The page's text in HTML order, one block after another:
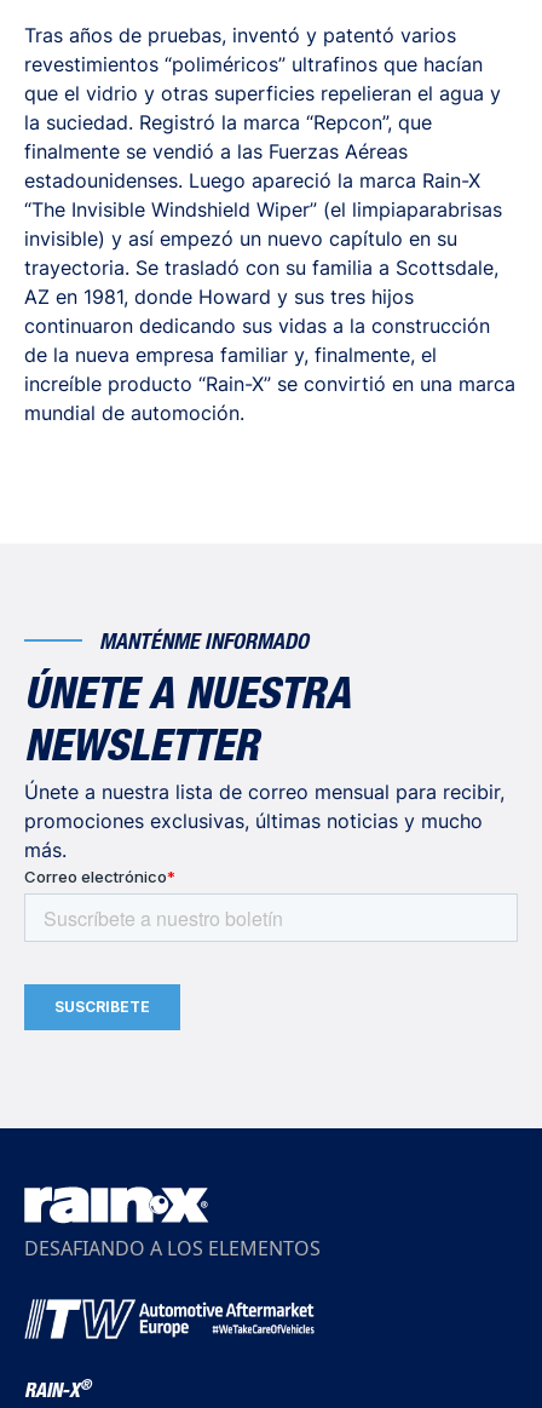
Tras años de pruebas, inventó y patentó varios
revestimientos “poliméricos” ultrafinos que hacían
que el vidrio y otras superficies repelieran el agua y
la suciedad. Registró la marca “Repcon”, que
finalmente se vendió a las Fuerzas Aéreas
estadounidenses. Luego apareció la marca Rain-X
“The Invisible Windshield Wiper” (el limpiaparabrisas
invisible) y así empezó un nuevo capítulo en su
trayectoria. Se trasladó con su familia a Scottsdale,
AZ en 1981, donde Howard y sus tres hijos
continuaron dedicando sus vidas a la construcción
de la nueva empresa familiar y, finalmente, el
increíble producto “Rain-X” se convirtió en una marca
mundial de automoción.
MANTÉNME INFORMADO
ÚNETE A NUESTRA
NEWSLETTER
Únete a nuestra lista de correo mensual para recibir,
promociones exclusivas, últimas noticias y mucho
más.
DESAFIANDO A LOS ELEMENTOS
RAIN-X®